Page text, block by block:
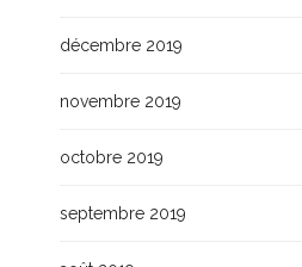
décembre 2019
novembre 2019
octobre 2019
septembre 2019